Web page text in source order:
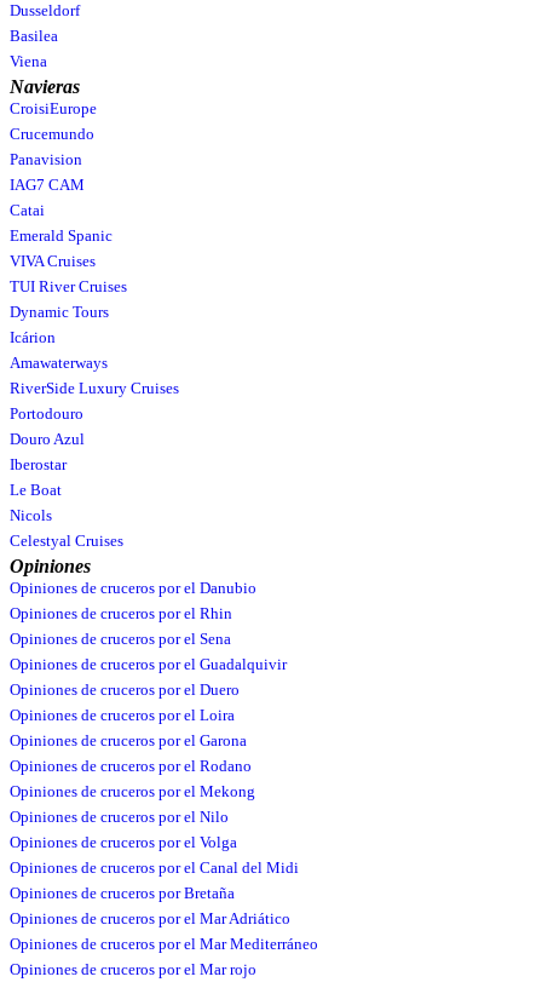
Dusseldorf
Basilea
Viena
Navieras
CroisiEurope
Crucemundo
Panavision
IAG7 CAM
Catai
Emerald Spanic
VIVA Cruises
TUI River Cruises
Dynamic Tours
Icárion
Amawaterways
RiverSide Luxury Cruises
Portodouro
Douro Azul
Iberostar
Le Boat
Nicols
Celestyal Cruises
Opiniones
Opiniones de cruceros por el Danubio
Opiniones de cruceros por el Rhin
Opiniones de cruceros por el Sena
Opiniones de cruceros por el Guadalquivir
Opiniones de cruceros por el Duero
Opiniones de cruceros por el Loira
Opiniones de cruceros por el Garona
Opiniones de cruceros por el Rodano
Opiniones de cruceros por el Mekong
Opiniones de cruceros por el Nilo
Opiniones de cruceros por el Volga
Opiniones de cruceros por el Canal del Midi
Opiniones de cruceros por Bretaña
Opiniones de cruceros por el Mar Adriático
Opiniones de cruceros por el Mar Mediterráneo
Opiniones de cruceros por el Mar rojo